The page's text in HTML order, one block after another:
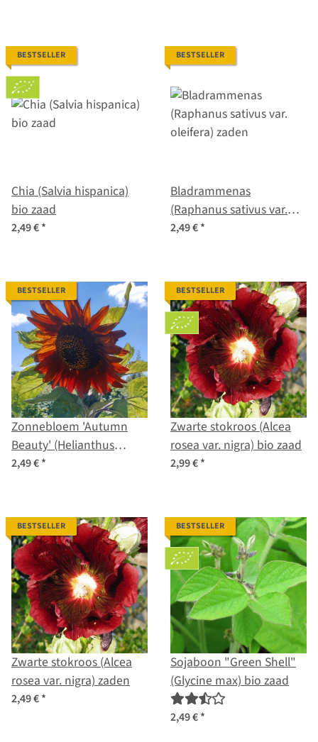
BESTSELLER
Chia (Salvia hispanica)
bio zaad
2,49 €*
BESTSELLER
Bladrammenas
(Raphanus sativus var.
oleifera) zaden
2,49 €*
BESTSELLER
Zonnebloem 'Autumn
Beauty' (Helianthus
annuus) zaden
2,49 €*
BESTSELLER
Zwarte stokroos (Alcea
rosea var. nigra) bio zaad
2,99 €*
BESTSELLER
Zwarte stokroos (Alcea
rosea var. nigra) zaden
2,49 €*
BESTSELLER
Sojaboon "Green Shell"
(Glycine max) bio zaad
2,49 €*